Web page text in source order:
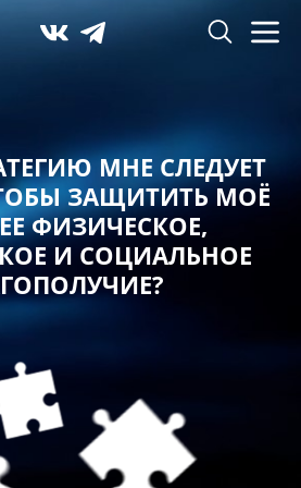
МНЕ СЛЕДУЕТ
ЗАЩИТИТЬ МОЁ
ФИЗИЧЕСКОЕ,
И СОЦИАЛЬНОЕ